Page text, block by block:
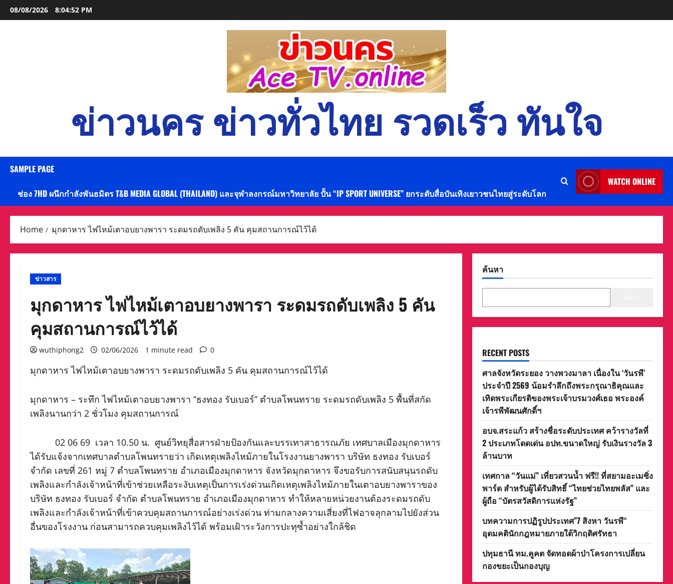
Skip
to
08/08/2026 8:04:53 PM
ข่าวนคร ข่าวทั่วไทย รวดเร็ว ทันใจ
SAMPLE PAGE
ช่อง 7HD ผนึกกำลังพันธมิตร T&B MEDIA GLOBAL (THAILAND) และจุฬาลงกรณ์มหาวิทยาลัย ปั้น “IP SPORT UNIVERSE” ยกระดับสื่อบันเทิงเยาวชนไทยสู่ระดับโลก
WATCH ONLINE
Home มุกดาหาร ไฟไหม้เตาอบยางพารา ระดมรถดับเพลิง 5 คัน คุมสถานการณ์ไว้ได้
ข่าวสาร
มุกดาหาร ไฟไหม้เตาอบยางพารา ระดมรถดับเพลิง 5 คัน
คุมสถานการณ์ไว้ได้
wuthiphong2 02/06/2026 1 minute read 0
มุกดาหาร ไฟไหม้เตาอบยางพารา ระดมรถดับเพลิง 5 คัน คุมสถานการณ์ไว้ได้
มุกดาหาร – ระทึก ไฟไหม้เตาอบยางพารา “ธงทอง รับเบอร์” ตำบลโพนทราย ระดมรถดับเพลิง 5 พื้นที่สกัด
เพลิงนานกว่า 2 ชั่วโมง คุมสถานการณ์
02 06 69 เวลา 10.50 น. ศูนย์วิทยุสื่อสารฝ่ายป้องกันและบรรเทาสาธารณภัย เทศบาลเมืองมุกดาหาร
ได้รับแจ้งจากเทศบาลตำบลโพนทรายว่า เกิดเหตุเพลิงไหม้ภายในโรงงานยางพารา บริษัท ธงทอง รับเบอร์
จำกัด เลขที่ 261 หมู่ 7 ตำบลโพนทราย อำเภอเมืองมุกดาหาร จังหวัดมุกดาหาร จึงขอรับการสนับสนุนรถดับ
เพลิงและกำลังเจ้าหน้าที่เข้าช่วยเหลือระงับเหตุเป็นการเร่งด่วนเกิดเหตุเพลิงไหม้ภายในเตาอบยางพาราของ
บริษัท ธงทอง รับเบอร์ จำกัด ตำบลโพนทราย อำเภอเมืองมุกดาหาร ทำให้หลายหน่วยงานต้องระดมรถดับ
เพลิงและกำลังเจ้าหน้าที่เข้าควบคุมสถานการณ์อย่างเร่งด่วน ท่ามกลางความเสี่ยงที่ไฟอาจลุกลามไปยังส่วน
อื่นของโรงงาน ก่อนสามารถควบคุมเพลิงไว้ได้ พร้อมเฝ้าระวังการปะทุซ้ำอย่างใกล้ชิด
ค้นหา
RECENT POSTS
ศาลจังหวัดระยอง วางพวงมาลา เนื่องใน ‘วันรพี’
ประจำปี 2569 น้อมรำลึกถึงพระกรุณาธิคุณและ
เทิดพระเกียรติของพระเจ้าบรมวงศ์เธอ พระองค์
เจ้ารพีพัฒนศักดิ์ฯ
อบจ.สระแก้ว สร้างชื่อระดับประเทศ คว้ารางวัลที่
2 ประเภทโดดเด่น อปท.ขนาดใหญ่ รับเงินรางวัล 3
ล้านบาท
เทศกาล “วันแม่” เที่ยวสวนน้ำ ฟรี!! ที่สยามอะเมซิ่ง
พาร์ด สำหรับผู้ได้รับสิทธิ์ “ไทยช่วยไทยพลัส” และ
ผู้ถือ “บัตรสวัสดิการแห่งรัฐ”
บทความการปฏิรูปประเทศ”7 สิงหา วันรพี“
อุดมคตินักกฎหมายภายใต้วิกฤติศรัทธา
ปทุมธานี ทม.คูคต จัดทอดผ้าป่าโครงการเปลี่ยน
กองขยะเป็นกองบุญ